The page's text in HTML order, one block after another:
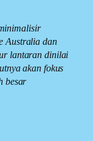
Australia dan
lantaran dinilai
akan fokus
besar